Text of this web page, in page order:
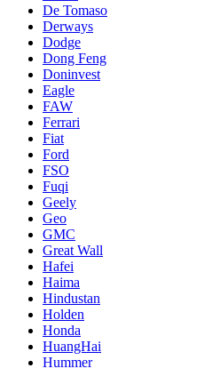
De Tomaso
Derways
Dodge
Dong Feng
Doninvest
Eagle
FAW
Ferrari
Fiat
Ford
FSO
Fuqi
Geely
Geo
GMC
Great Wall
Hafei
Haima
Hindustan
Holden
Honda
HuangHai
Hummer